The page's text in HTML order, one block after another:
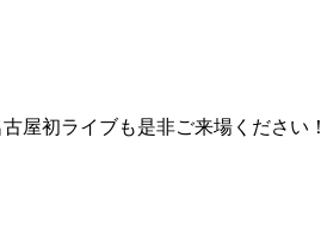
屋初ライブも是非ご来場ください！